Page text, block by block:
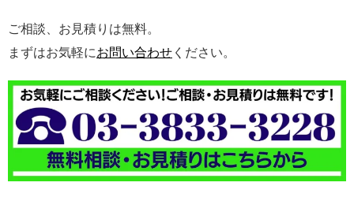
ご相談、お見積りは無料。
まずはお気軽にお問い合わせ ください。